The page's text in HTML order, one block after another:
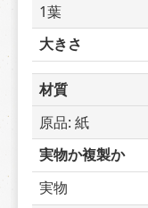
1葉
大きさ
材質
原品: 紙
実物か複製か
実物